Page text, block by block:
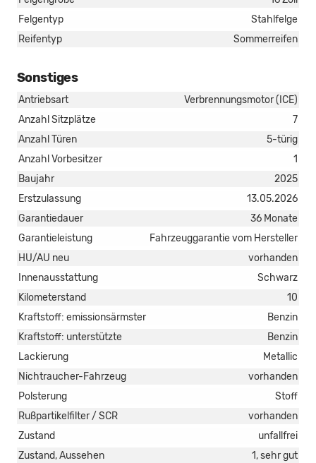
Felgentyp
Stahlfelge
Reifentyp
Sommerreifen
Sonstiges
Antriebsart
Verbrennungsmotor (ICE)
Anzahl Sitzplätze
7
Anzahl Türen
5-türig
Anzahl Vorbesitzer
1
Baujahr
2025
Erstzulassung
13.05.2026
Garantiedauer
36 Monate
Garantieleistung
Fahrzeuggarantie vom Hersteller
HU/AU neu
vorhanden
Innenausstattung
Schwarz
Kilometerstand
10
Kraftstoff: emissionsärmster
Benzin
Kraftstoff: unterstützte
Benzin
Lackierung
Metallic
Nichtraucher-Fahrzeug
vorhanden
Polsterung
Stoff
Rußpartikelfilter / SCR
vorhanden
Zustand
unfallfrei
Zustand, Aussehen
1, sehr gut